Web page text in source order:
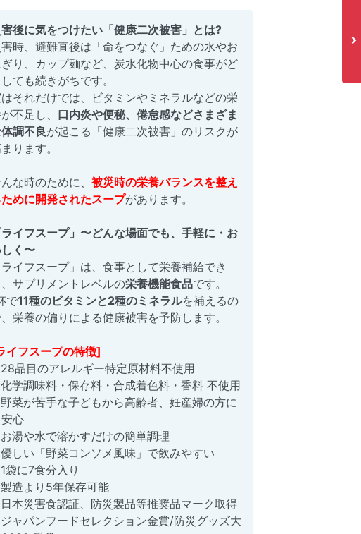
後に気をつけたい「健康二次被害」とは?
時、避難直後は「命をつなぐ」ための水やお
り、カップ麺など、炭水化物中心の食事がど
ても続きがちです。
それだけでは、ビタミンやミネラルなどの栄
不足し、 口内炎や便秘、倦怠感などさまざま
調不良が起こる「健康二次被害」のリスクが
ります。
な時のために、 被災時の栄養バランスを整え
めに開発されたスープがあります。
イフスープ」〜どんな場面でも、手軽に・お
く〜
イフスープ」は、食事として栄養補給でき
サプリメントレベルの栄養機能食品です。
で11種のビタミンと2種のミネラルを補えるの
栄養の偏りによる健康被害を予防します。
イフスープの特徴]
品目のアレルギー特定原材料不使用
学調味料・保存料・合成着色料・香料 不使用
菜が苦手な子どもから高齢者、妊産婦の方に
心
湯や水で溶かすだけの簡単調理
しい「野菜コンソメ風味」で飲みやすい
袋に7食分入り
造より5年保存可能
本災害食認証、防災製品等推奨品マーク取得
ャパンフードセレクション金賞/防災グッズ大